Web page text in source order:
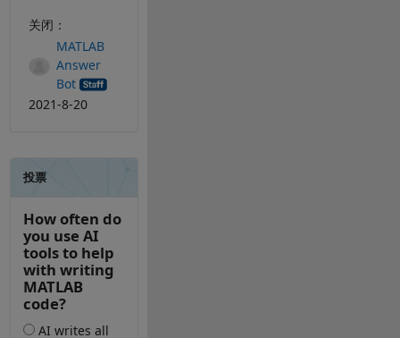
关闭：
MATLAB
Answer
Bot
2021-8-20